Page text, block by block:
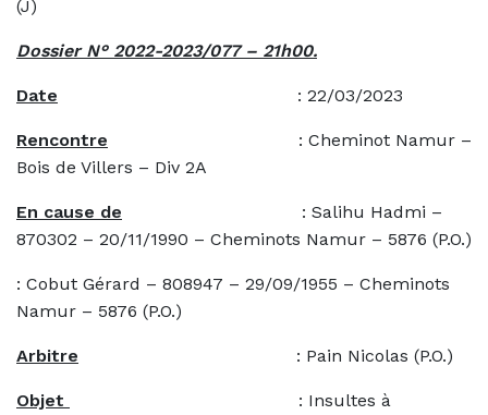
(J)
Dossier N° 2022-2023/077 – 21h00.
Date : 22/03/2023
Rencontre : Cheminot Namur –
Bois de Villers – Div 2A
En cause de : Salihu Hadmi –
870302 – 20/11/1990 – Cheminots Namur – 5876 (P.O.)
: Cobut Gérard – 808947 – 29/09/1955 – Cheminots
Namur – 5876 (P.O.)
Arbitre : Pain Nicolas (P.O.)
Objet
: Insultes à